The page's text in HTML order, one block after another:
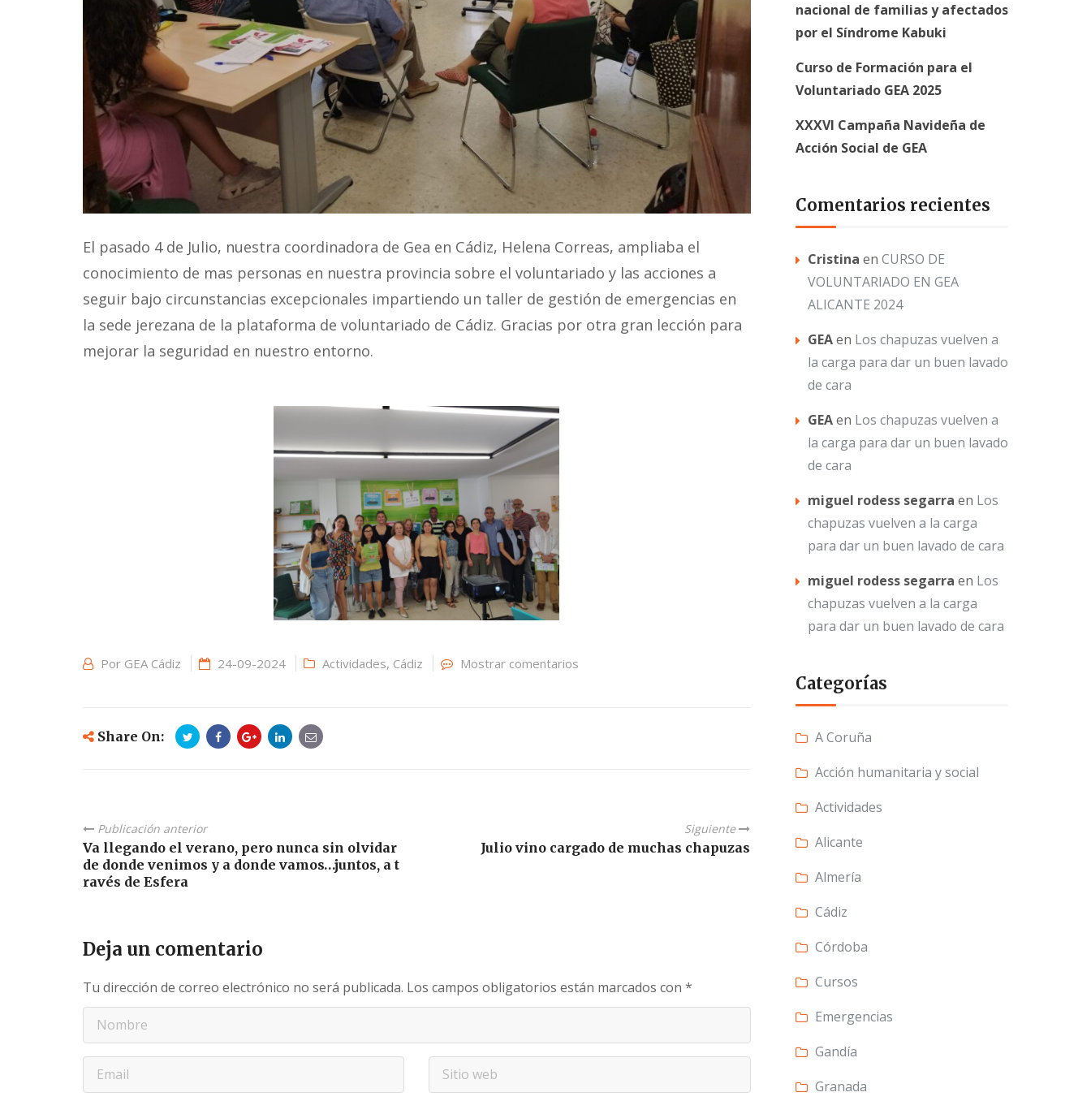
El pasado 4 de Julio, nuestra coordinadora de Gea en Cádiz, Helena Correas, ampliaba el
conocimiento de mas personas en nuestra provincia sobre el voluntariado y las acciones a
seguir bajo circunstancias excepcionales impartiendo un taller de gestión de emergencias en
la sede jerezana de la plataforma de voluntariado de Cádiz. Gracias por otra gran lección para
mejorar la seguridad en nuestro entorno.
Por GEA Cádiz 24-09-2024 Actividades, Cádiz Mostrar comentarios
Share On:
Publicación anterior
Va llegando el verano, pero nunca sin olvidar
de donde venimos y a donde vamos…juntos, a t
ravés de Esfera
Siguiente
Julio vino cargado de muchas chapuzas
Deja un comentario
Tu dirección de correo electrónico no será publicada. Los campos obligatorios están marcados con *
nacional de familias y afectados
por el Síndrome Kabuki
Curso de Formación para el
Voluntariado GEA 2025
XXXVI Campaña Navideña de
Acción Social de GEA
Comentarios recientes
Cristina en CURSO DE
VOLUNTARIADO EN GEA
ALICANTE 2024
GEAen Los chapuzas vuelven a
la carga para dar un buen lavado
de cara
GEAen Los chapuzas vuelven a
la carga para dar un buen lavado
de cara
miguel rodess segarra en Los
chapuzas vuelven a la carga
para dar un buen lavado de cara
miguel rodess segarra en Los
chapuzas vuelven a la carga
para dar un buen lavado de cara
Categorías
A Coruña
Acción humanitaria y social
Actividades
Alicante
Almería
Cádiz
Córdoba
Cursos
Emergencias
Gandía
Granada